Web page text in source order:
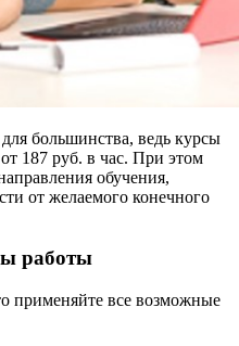
большинства, ведь курсы
187 руб. в час. При этом
обучения,
от желаемого конечного
работы
применяйте все возможные